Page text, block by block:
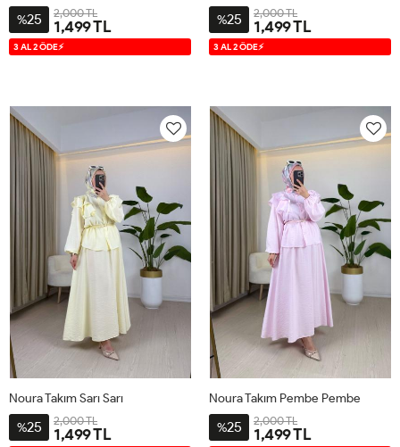
S
%25 2,000 TL
1,499 TL
3 AL 2 ÖDE⚡ S
%25 2,000 TL
1,499 TL
3 AL 2 ÖDE⚡
Noura Takım Sarı Sarı
%25 2,000 TL
1,499 TL
Noura Takım Pembe Pembe
%25 2,000 TL
1,499 TL